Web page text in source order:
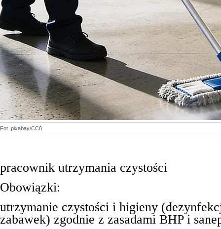
Fot. pixabay/CC0
pracownik utrzymania czystości
Obowiązki:
utrzymanie czystości i higieny
zabawek) zgodnie z zasadami BHP i